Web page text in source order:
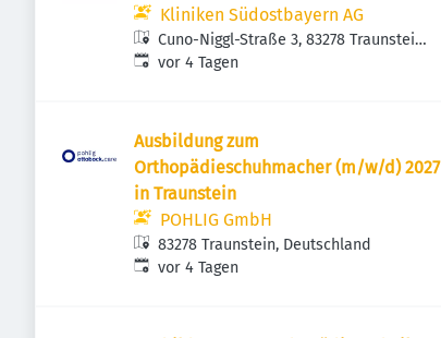
Kliniken Südostbayern AG
Cuno-Niggl-Straße 3, 83278 Traunstein,
Deutschland
Veröffentlicht:
vor 4 Tagen
Ausbildung zum
Orthopädieschuhmacher (m/w/d) 2027
in Traunstein
POHLIG GmbH
83278 Traunstein, Deutschland
Veröffentlicht:
vor 4 Tagen